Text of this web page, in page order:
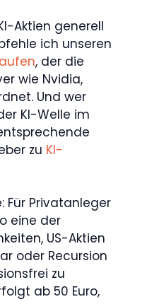
Aktien generell
ich unseren
, der die
wie Nvidia,
Und wer
KI-Welle im
zu KI-
Für Privatanleger
eine der
US-Aktien
oder Recursion
zu
ab 50 Euro,